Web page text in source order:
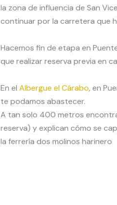
la zona de influencia de San
continuar por la carretera que
Hacemos fin de etapa en
que realizar reserva previa en
En el Albergue el Cárabo, en
te podamos abastecer.
A tan solo 400 metros
reserva) y explican cómo se
la ferrería dos molinos harinero